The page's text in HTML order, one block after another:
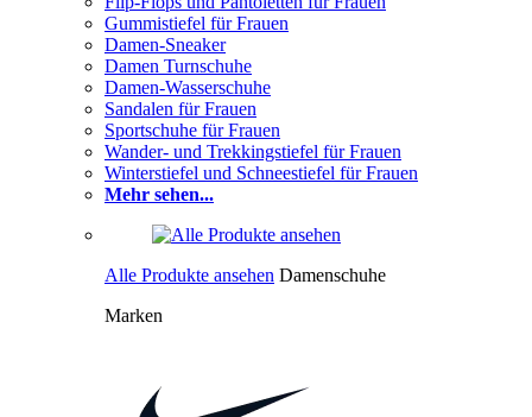
Gummistiefel für Frauen
Damen-Sneaker
Damen Turnschuhe
Damen-Wasserschuhe
Sandalen für Frauen
Sportschuhe für Frauen
Wander- und Trekkingstiefel für Frauen
Winterstiefel und Schneestiefel für Frauen
Mehr sehen...
Alle Produkte ansehen Damenschuhe
Marken